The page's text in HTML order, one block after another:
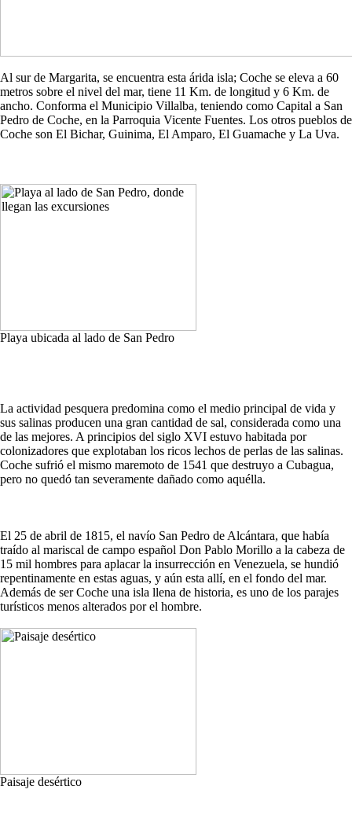
Al sur de Margarita, se encuentra esta árida isla; Coche se eleva a 60
metros sobre el nivel del mar, tiene 11 Km. de longitud y 6 Km. de
ancho. Conforma el Municipio Villalba, teniendo como Capital a San
Pedro de Coche, en la Parroquia Vicente Fuentes. Los otros pueblos de
Coche son El Bichar, Guinima, El Amparo, El Guamache y La Uva.
Playa ubicada al lado de San Pedro
La actividad pesquera predomina como el medio principal de vida y
sus salinas producen una gran cantidad de sal, considerada como una
de las mejores. A principios del siglo XVI estuvo habitada por
colonizadores que explotaban los ricos lechos de perlas de las salinas.
Coche sufrió el mismo maremoto de 1541 que destruyo a Cubagua,
pero no quedó tan severamente dañado como aquélla.
El 25 de abril de 1815, el navío San Pedro de Alcántara, que había
traído al mariscal de campo español Don Pablo Morillo a la cabeza de
15 mil hombres para aplacar la insurrección en Venezuela, se hundió
repentinamente en estas aguas, y aún esta allí, en el fondo del mar.
Además de ser Coche una isla llena de historia, es uno de los parajes
turísticos menos alterados por el hombre.
Paisaje desértico